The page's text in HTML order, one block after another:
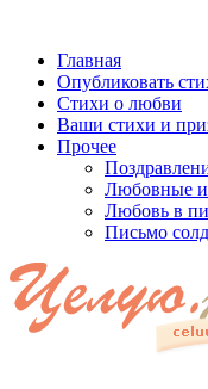
Главная
Опубликовать
Стихи о любви
Ваши стихи и
Прочее
Любовные
Любовь в
Письмо